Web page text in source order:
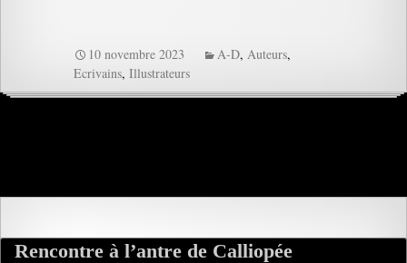
10 novembre 2023 A-D,Auteurs,
Ecrivains,Illustrateurs
Rencontre à l’antre de Calliopée